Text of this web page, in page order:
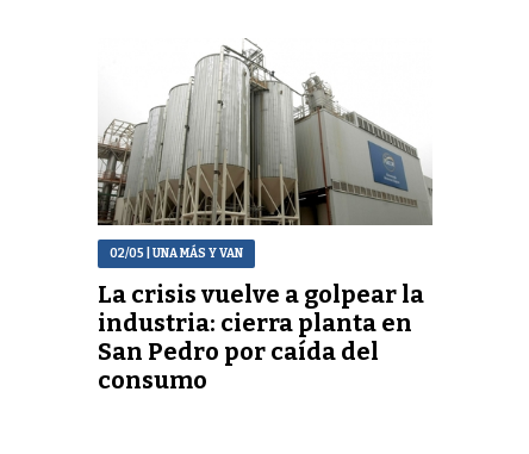
02/05 | UNA MÁS Y VAN
La crisis vuelve a golpear la
industria: cierra planta en
San Pedro por caída del
consumo